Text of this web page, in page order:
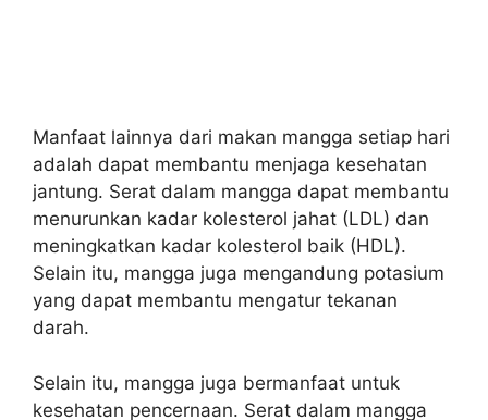
Manfaat lainnya dari makan mangga setiap hari
adalah dapat membantu menjaga kesehatan
jantung. Serat dalam mangga dapat membantu
menurunkan kadar kolesterol jahat (LDL) dan
meningkatkan kadar kolesterol baik (HDL).
Selain itu, mangga juga mengandung potasium
yang dapat membantu mengatur tekanan
darah.
Selain itu, mangga juga bermanfaat untuk
kesehatan pencernaan. Serat dalam mangga